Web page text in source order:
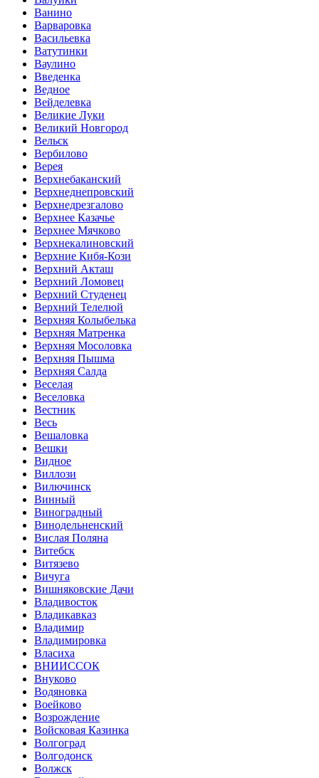
Ванино
Варваровка
Васильевка
Ватутинки
Ваулино
Введенка
Ведное
Вейделевка
Великие Луки
Великий Новгород
Вельск
Вербилово
Верея
Верхнебаканский
Верхнеднепровский
Верхнедрезгалово
Верхнее Казачье
Верхнее Мячково
Верхнекалиновский
Верхние Кибя-Кози
Верхний Акташ
Верхний Ломовец
Верхний Студенец
Верхний Телелюй
Верхняя Колыбелька
Верхняя Матренка
Верхняя Мосоловка
Верхняя Пышма
Верхняя Салда
Веселая
Веселовка
Вестник
Весь
Вешаловка
Вешки
Видное
Виллози
Вилючинск
Винный
Виноградный
Винодельненский
Вислая Поляна
Витебск
Витязево
Вичуга
Вишняковские Дачи
Владивосток
Владикавказ
Владимир
Владимировка
Власиха
ВНИИССОК
Внуково
Водяновка
Воейково
Возрождение
Войсковая Казинка
Волгоград
Волгодонск
Волжск